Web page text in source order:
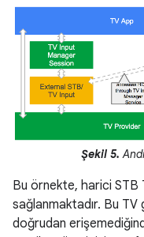
Şekil 5.
Bu örnekte, harici
sağlanmaktadır. Bu
doğrudan